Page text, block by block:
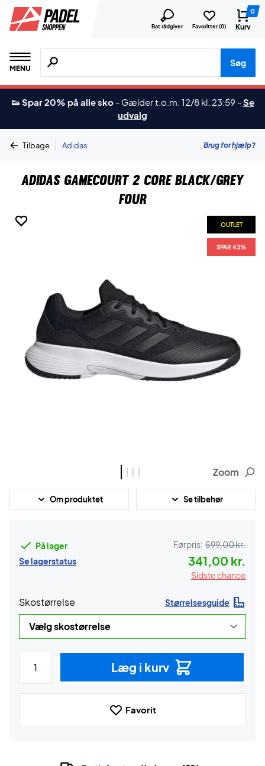
Bat rådgiver Favoritter (0)
0
Kurv
MENU
Søg efter produkter, mærker etc.
Søg
👟 Spar 20% på alle sko - Gælder t.o.m. 12/8 kl. 23:59 -Se
udvalg
Tilbage | Adidas Brug for hjælp?
Adidas GameCourt 2 Core Black/Grey
Four
OUTLET
SPAR 43%
OUTLET
SPAR 43%
OUTLET
SPAR 43%
OUTLET
SPAR 43%
Zoom
Om produktet Se tilbehør
På lager
Se lagerstatus
Førpris: 599,00 kr.
341,00 kr.
Sidste chance
Skostørrelse Størrelsesguide
Læg i kurv
Favorit